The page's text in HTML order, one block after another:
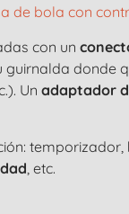
de bola con
con un
guirnalda donde
Unadaptador
temporizador,
, etc.